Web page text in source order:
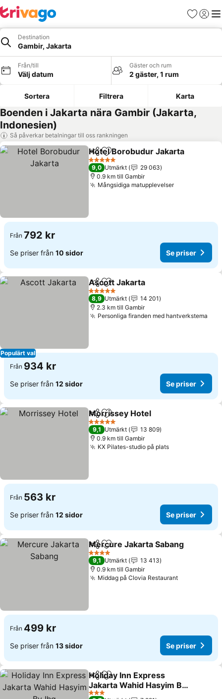
Favoriter
Logga
Destination
Gambir, Jakarta
Från/till
Välj datum
Gäster och rum
2 gäster, 1 rum
Sortera Filtrera Karta
Boenden i Jakarta nära Gambir (Jakarta,
Indonesien)
Så påverkar betalningar till oss rankningen
Dela Lägg till i Mina Favoriter
Hotel Borobudur Jakarta
5 Stjärnor
9,0 Utmärkt
29 063
0.9 km till Gambir
Mångsidiga matupplevelserSe priser
Från 792 kr
Se priser från 10 sidor Se priser
Populärt val
Dela Lägg till i Mina Favoriter
Ascott Jakarta
5 Stjärnor
8,9 Utmärkt
14 201
2.3 km till Gambir
Personliga firanden med hantverkstema
Från 934 kr
Se priser från 12 sidor Se priser
Dela Lägg till i Mina Favoriter
Morrissey Hotel
5 Stjärnor
9,1 Utmärkt
13 809
0.9 km till Gambir
KX Pilates-studio på platsSe priser
Från 563 kr
Se priser från 12 sidor Se priser
Dela Lägg till i Mina Favoriter
Mercure Jakarta Sabang
4 Stjärnor
9,1 Utmärkt
13 413
0.9 km till Gambir
Middag på Clovia RestaurantSe priser
Från 499 kr
Se priser från 13 sidor Se priser
Dela Lägg till i Mina Favoriter
Holiday Inn Express
Jakarta Wahid Hasyim By
Ihg
Se priser
3 Stjärnor